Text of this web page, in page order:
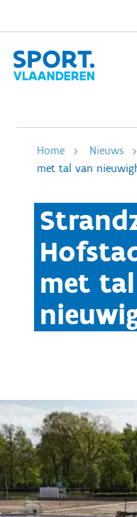
Home Nieuws
met tal van
met